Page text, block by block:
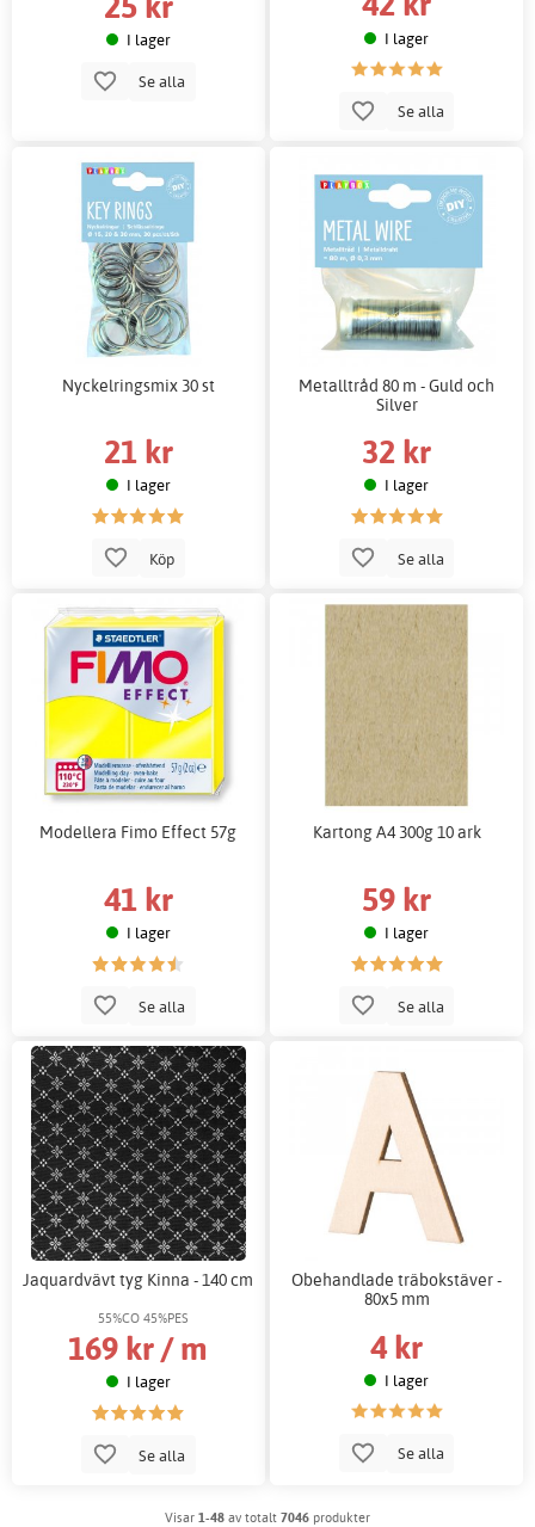
I lager
Se alla
I lager
Se alla
Nyckelringsmix 30 st
21 kr
I lager
Köp
Metalltråd 80 m - Guld och
Silver
32 kr
I lager
Se alla
Modellera Fimo Effect 57g
41 kr
I lager
Se alla
Kartong A4 300g 10 ark
59 kr
I lager
Se alla
Jaquardvävt tyg Kinna - 140 cm
55%CO 45%PES
169 kr / m
I lager
Se alla
Obehandlade träbokstäver -
80x5 mm
4 kr
I lager
Se alla
Visar 1-48 av totalt 7046 produkter